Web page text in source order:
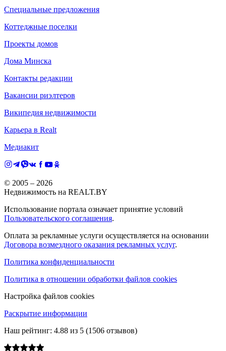
Специальные предложения
Коттеджные поселки
Проекты домов
Дома Минска
Контакты редакции
Вакансии риэлтеров
Википедия недвижимости
Карьера в Realt
Медиакит
© 2005 – 2026
Недвижимость на REALT.BY
Использование портала означает принятие условий
Пользовательского соглашения.
Оплата за рекламные услуги осуществляется на основании
Договора возмездного оказания рекламных услуг.
Политика конфиденциальности
Политика в отношении обработки файлов cookies
Настройка файлов cookies
Раскрытие информации
Наш рейтинг: 4.88 из 5 (1506 отзывов)